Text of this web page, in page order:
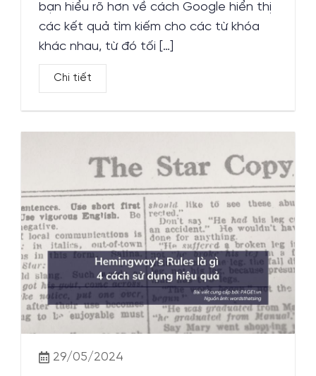
bạn hiểu rõ hơn về cách Google hiển thị
các kết quả tìm kiếm cho các từ khóa
khác nhau, từ đó tối […]
Chi tiết
29/05/2024